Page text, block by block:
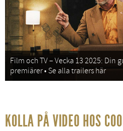
Film och TV – Vecka 13 2025: Din
premiärer • Se alla trailers här
KOLLA PÅ VIDEO HOS